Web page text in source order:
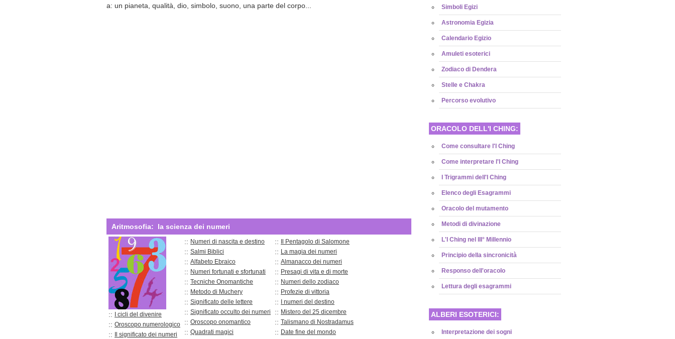
a: un pianeta, qualità, dio, simbolo, suono, una parte del corpo...
Aritmosofia: la scienza dei numeri
:: I cicli del divenire
:: Oroscopo numerologico
:: Il significato dei numeri
:: Numeri di nascita e destino
:: Salmi Biblici
:: Alfabeto Ebraico
:: Numeri fortunati e sfortunati
:: Tecniche Onomantiche
:: Metodo di Muchery
:: Significato delle lettere
:: Significato occulto dei numeri
:: Oroscopo onomantico
:: Quadrati magici
:: Il Pentagolo di Salomone
:: La magia dei numeri
:: Almanacco dei numeri
:: Presagi di vita e di morte
:: Numeri dello zodiaco
:: Profezie di vittoria
:: I numeri del destino
:: Mistero del 25 dicembre
:: Talismano di Nostradamus
:: Date fine del mondo
Simboli Egizi
Astronomia Egizia
Calendario Egizio
Amuleti esoterici
Zodiaco di Dendera
Stelle e Chakra
Percorso evolutivo
ORACOLO DELL'I CHING:
Come consultare l'I Ching
Come interpretare l'I Ching
I Trigrammi dell'I Ching
Elenco degli Esagrammi
Oracolo del mutamento
Metodi di divinazione
L'I Ching nel III° Millennio
Principio della sincronicità
Responso dell'oracolo
Lettura degli esagrammi
ALBERI ESOTERICI:
Interpretazione dei sogni